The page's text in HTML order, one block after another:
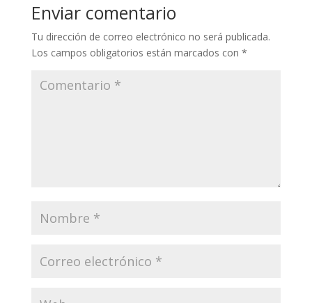
Enviar comentario
Tu dirección de correo electrónico no será publicada.
Los campos obligatorios están marcados con *